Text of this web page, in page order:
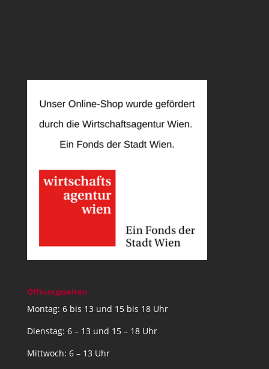
Öffnungszeiten
Montag: 6 bis 13 und 15 bis 18 Uhr
Dienstag: 6 – 13 und 15 – 18 Uhr
Mittwoch: 6 – 13 Uhr